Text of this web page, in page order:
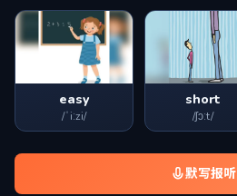
easy
/ˈiːzi/
short
/ʃɔːt/
默写报听